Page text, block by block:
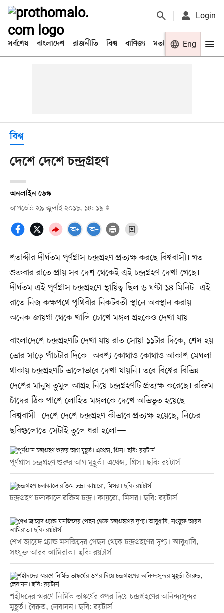
Login
সর্বশেষ বাংলাদেশ রাজনীতি বিশ্ব বাণিজ্য মতামত খেলা
Eng
বিশ্ব
দেশে দেশে চন্দ্রগ্রহণ
অনলাইন ডেস্ক
আপডেট: ২৯ জুলাই ২০১৮, ১৪: ১৯
শতাব্দীর দীর্ঘতম পূর্ণগ্রাস চন্দ্রগ্রহণ প্রত্যক্ষ করছে বিশ্ববাসী। গত
শুক্রবার রাতে প্রায় সব দেশ থেকেই এই চন্দ্রগ্রহণ দেখা গেছে।
দীর্ঘতম এই পূর্ণগ্রাস চন্দ্রগ্রহণে স্থায়িত্ব ছিল ৬ ঘণ্টা ১৪ মিনিট। এই
রাতে নিজ কক্ষপথে পৃথিবীর নিকটবর্তী স্থানে অবস্থান করায়
অনেক জায়গা থেকে খালি চোখে মঙ্গল গ্রহকেও দেখা যায়।
বাংলাদেশে চন্দ্রগ্রহণটি দেখা যায় রাত সোয়া ১১টার দিকে, শেষ হয়
ভোর সাড়ে পাঁচটার দিকে। অবশ্য কোথাও কোথাও আকাশ মেঘলা
থাকায় চন্দ্রগ্রহণটি ভালোভাবে দেখা যায়নি। তবে বিশ্বের বিভিন্ন
দেশের মানুষ তুমুল আগ্রহ নিয়ে চন্দ্রগ্রহণটি প্রত্যক্ষ করেছে। রক্তিম
চাঁদের ঠিক পাশে লোহিত মঙ্গলকে দেখে অভিভূত হয়েছে
বিশ্ববাসী। দেশে দেশে চন্দ্রগ্রহণ কীভাবে প্রত্যক্ষ হয়েছে, নিচের
ছবিগুলোতে সেটাই তুলে ধরা হলো—
পূর্ণগ্রাস চন্দ্রগ্রহণ শুরুর আগ মুহূর্ত। এথেন্স, গ্রিস। ছবি: রয়টার্স
চন্দ্রগ্রহণ চলাকালে রক্তিম চন্দ্র। কায়রো, মিসর। ছবি: রয়টার্স
শেখ জায়েদ গ্র্যান্ড মসজিদের পেছন থেকে চন্দ্রগ্রহণের দৃশ্য। আবুধাবি,
সংযুক্ত আরব আমিরাত। ছবি: রয়টার্স
শহীদদের স্মরণে নির্মিত ভাস্কর্যের ওপর দিয়ে চন্দ্রগ্রহণের অনিন্দ্যসুন্দর
মুহূর্ত। বৈরুত, লেবানন। ছবি: রয়টার্স